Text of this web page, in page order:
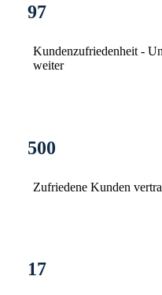
97
Kundenzufriedenheit -
weiter
500
Zufriedene Kunden
17